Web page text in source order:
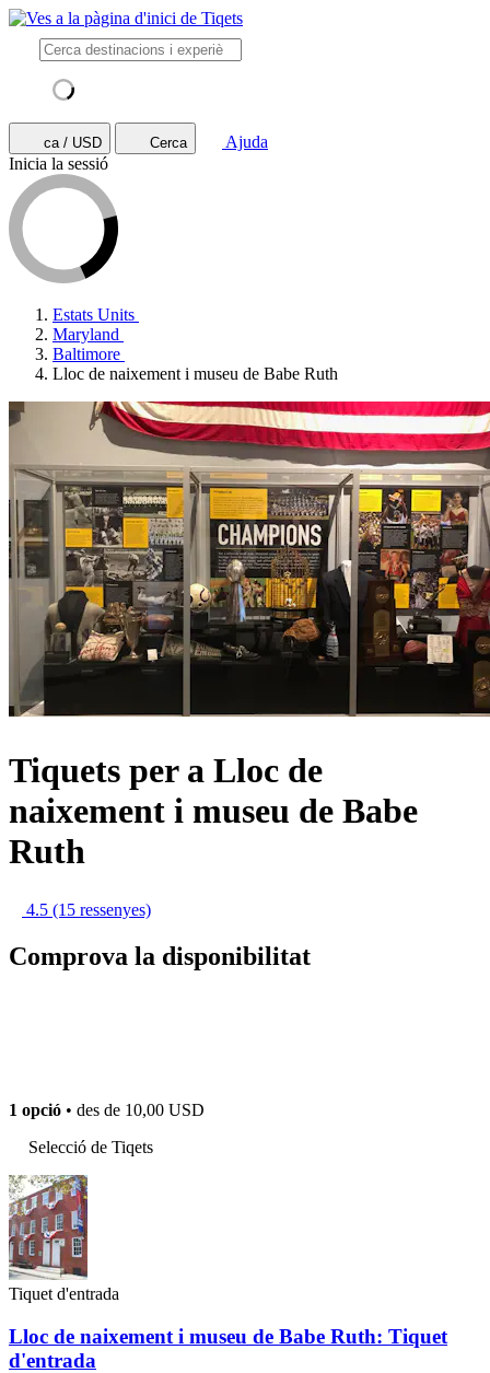
ca / USD Cerca
Ajuda
Inicia la sessió
Estats Units
Maryland
Baltimore
Lloc de naixement i museu de Babe Ruth
Tiquets per a Lloc de
naixement i museu de Babe
Ruth
4.5 (15 ressenyes)
Comprova la disponibilitat
1 opció • des de 10,00 USD
Selecció de Tiqets
Tiquet d'entrada
Lloc de naixement i museu de Babe Ruth: Tiquet
d'entrada